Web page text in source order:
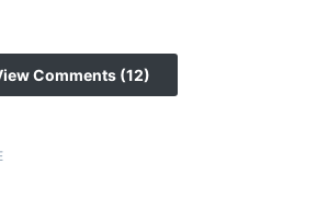
Comments (12)